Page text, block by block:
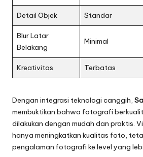
Detail Objek Standar
Blur Latar
Belakang
Minimal
Kreativitas Terbatas
Dengan integrasi teknologi canggih,
membuktikan bahwa fotografi
dilakukan dengan mudah dan praktis.
hanya meningkatkan kualitas foto,
pengalaman fotografi ke level yang